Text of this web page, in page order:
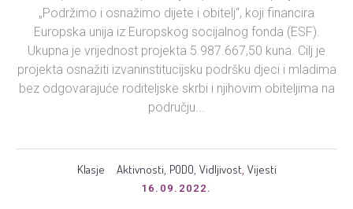
„Podržimo i osnažimo dijete i obitelj“, koji financira
Europska unija iz Europskog socijalnog fonda (ESF).
Ukupna je vrijednost projekta 5.987.667,50 kuna. Cilj je
projekta osnažiti izvaninstitucijsku podršku djeci i mladima
bez odgovarajuće roditeljske skrbi i njihovim obiteljima na
području...
Klasje Aktivnosti, PODO, Vidljivost, Vijesti
16.09.2022.